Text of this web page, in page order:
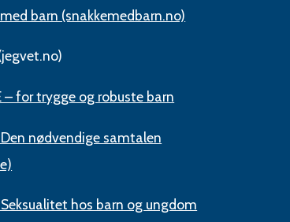
barn (snakkemedbarn.no)
for trygge og robuste barn
nødvendige samtalen
hos barn og ungdom